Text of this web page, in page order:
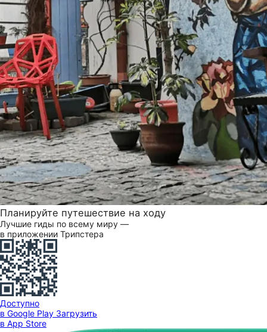
Планируйте путешествие на ходу
Лучшие гиды по всему миру —
в приложении Трипстера
Доступно
в Google Play Загрузить
в App Store